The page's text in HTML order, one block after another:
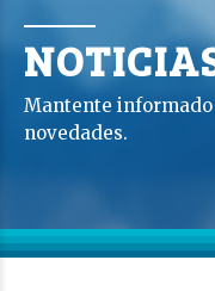
Mantente
novedades.